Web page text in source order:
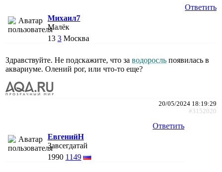
Ответить
Михаил7
Малёк
13 3 Москва
Здравствуйте. Не подскажите, что за водоросль появилась в
аквариуме. Олений рог, или что-то еще?
20/05/2024 18:19:29
#3152020
Ответить
ЕвгенийН
Завсегдатай
1990 1149